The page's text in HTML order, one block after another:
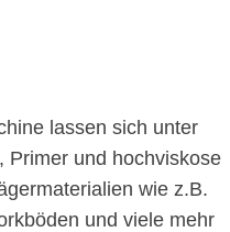
lassen sich unter
Primer und hochviskose
wie z.B.
und viele mehr